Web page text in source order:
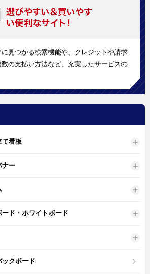
見つかる検索機能や、クレジットや請求
の支払い方法など、充実したサービスの
て看板
ナー
ド・ホワイトボード
クボード